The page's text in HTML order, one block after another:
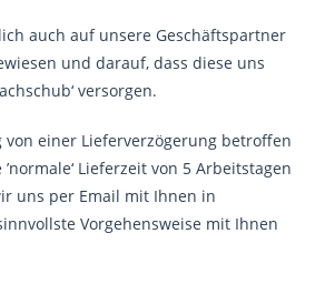
auch auf unsere Geschäftspartner
und darauf, dass diese uns
versorgen.
von einer Lieferverzögerung betroffen
Lieferzeit von 5 Arbeitstagen
uns per Email mit Ihnen in
Vorgehensweise mit Ihnen